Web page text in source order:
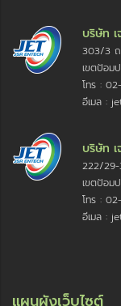
บริษัท เ
303/3 ถ
เขตป้อม
โทร :
อีเมล :
บริษัท เ
222/29-
เขตป้อม
โทร :
อีเมล :
แผนผังเว็บไซต์